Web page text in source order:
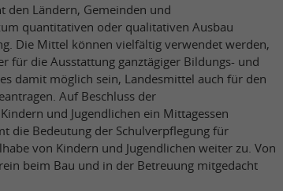
den Ländern, Gemeinden und
quantitativen oder qualitativen Ausbau
Die Mittel können vielfältig verwendet werden,
für die Ausstattung ganztägiger Bildungs- und
damit möglich sein, Landesmittel auch für den
Auf Beschluss der
und Jugendlichen ein Mittagessen
die Bedeutung der Schulverpflegung für
von Kindern und Jugendlichen weiter zu. Von
beim Bau und in der Betreuung mitgedacht